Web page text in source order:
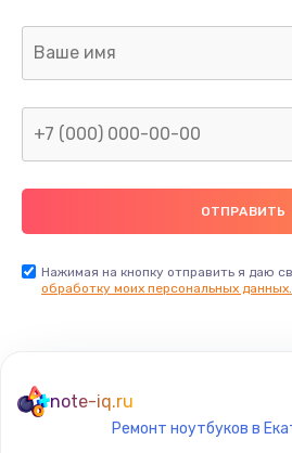
Заказать
Ремонт SIM-
550 руб.
Заказать
Замена NFC
Нажимая на кнопку отправить я даю
обработку моих персональных данных.
note-iq.ru
Ремонт ноутбуков в